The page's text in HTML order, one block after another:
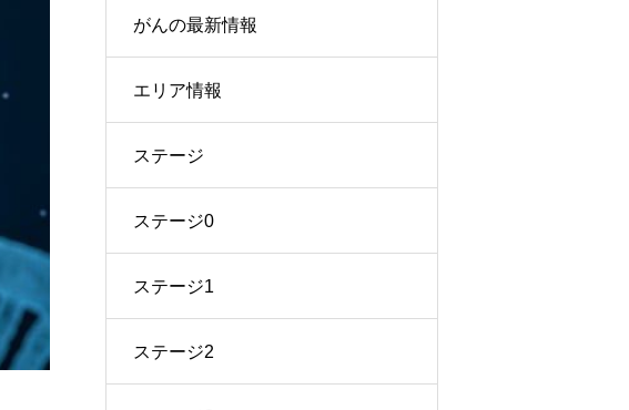
がんの最新情報
エリア情報
ステージ
ステージ0
ステージ1
ステージ2